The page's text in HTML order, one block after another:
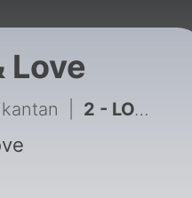
Love
2 - LOVE AND SEX